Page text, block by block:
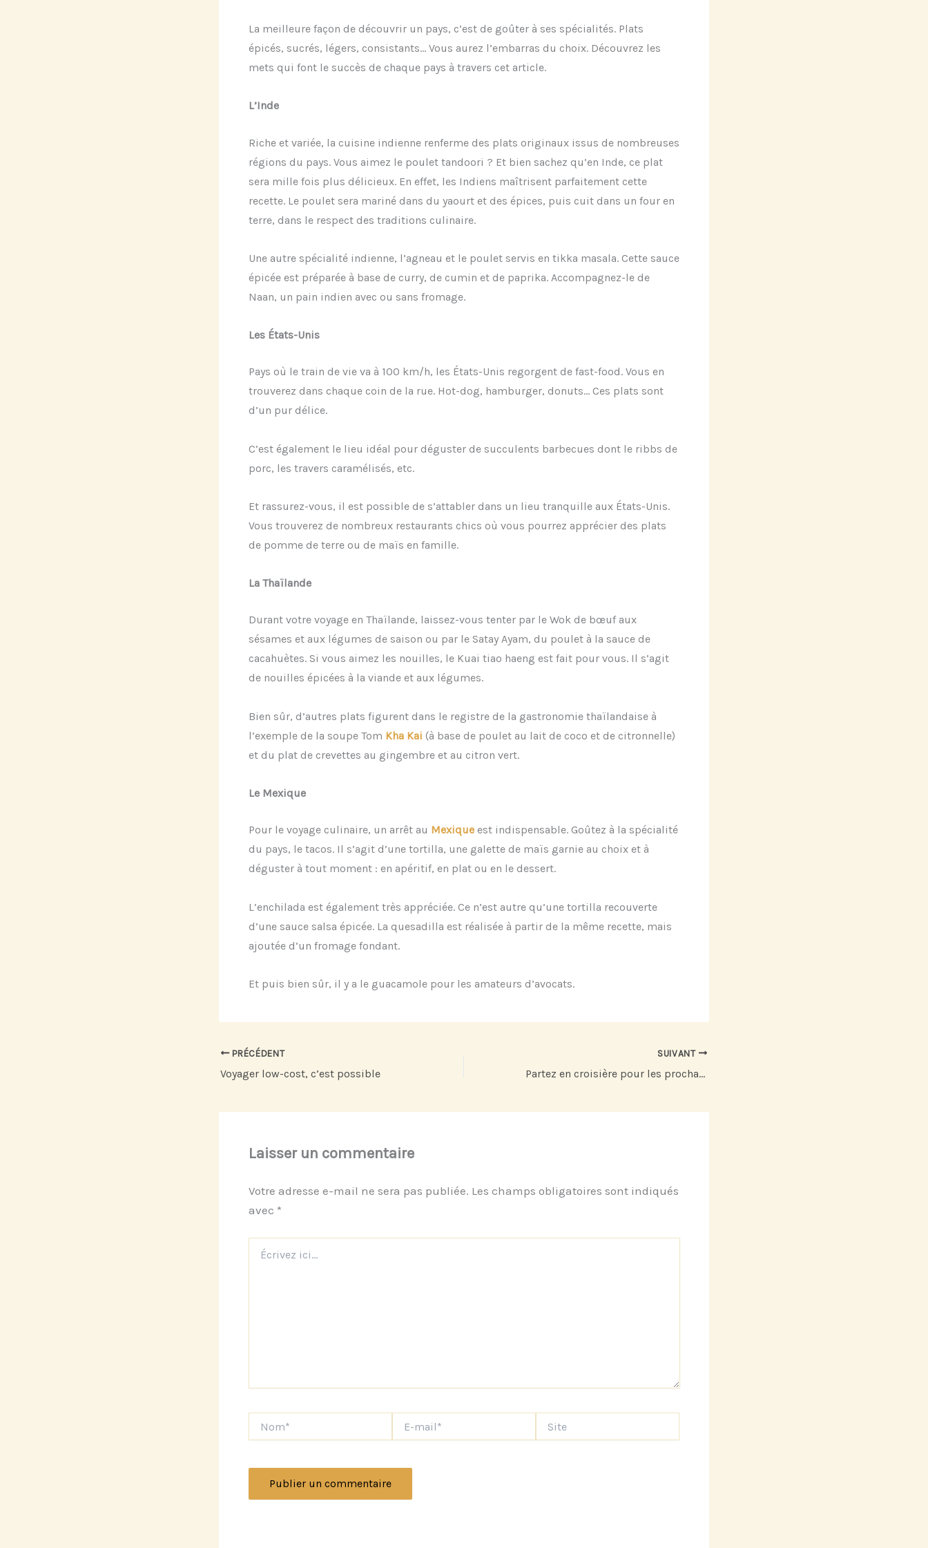
La meilleure façon de découvrir un pays, c’est de goûter à ses spécialités. Plats
épicés, sucrés, légers, consistants… Vous aurez l’embarras du choix. Découvrez les
mets qui font le succès de chaque pays à travers cet article.
L’Inde
Riche et variée, la cuisine indienne renferme des plats originaux issus de nombreuses
régions du pays. Vous aimez le poulet tandoori ? Et bien sachez qu’en Inde, ce plat
sera mille fois plus délicieux. En effet, les Indiens maîtrisent parfaitement cette
recette. Le poulet sera mariné dans du yaourt et des épices, puis cuit dans un four en
terre, dans le respect des traditions culinaire.
Une autre spécialité indienne, l’agneau et le poulet servis en tikka masala. Cette sauce
épicée est préparée à base de curry, de cumin et de paprika. Accompagnez-le de
Naan, un pain indien avec ou sans fromage.
Les États-Unis
Pays où le train de vie va à 100 km/h, les États-Unis regorgent de fast-food. Vous en
trouverez dans chaque coin de la rue. Hot-dog, hamburger, donuts… Ces plats sont
d’un pur délice.
C’est également le lieu idéal pour déguster de succulents barbecues dont le ribbs de
porc, les travers caramélisés, etc.
Et rassurez-vous, il est possible de s’attabler dans un lieu tranquille aux États-Unis.
Vous trouverez de nombreux restaurants chics où vous pourrez apprécier des plats
de pomme de terre ou de maïs en famille.
La Thaïlande
Durant votre voyage en Thaïlande, laissez-vous tenter par le Wok de bœuf aux
sésames et aux légumes de saison ou par le Satay Ayam, du poulet à la sauce de
cacahuètes. Si vous aimez les nouilles, le Kuai tiao haeng est fait pour vous. Il s’agit
de nouilles épicées à la viande et aux légumes.
Bien sûr, d’autres plats figurent dans le registre de la gastronomie thaïlandaise à
l’exemple de la soupe Tom Kha Kai (à base de poulet au lait de coco et de citronnelle)
et du plat de crevettes au gingembre et au citron vert.
Le Mexique
Pour le voyage culinaire, un arrêt au Mexiqueest indispensable. Goûtez à la spécialité
du pays, le tacos. Il s’agit d’une tortilla, une galette de maïs garnie au choix et à
déguster à tout moment : en apéritif, en plat ou en le dessert.
L’enchilada est également très appréciée. Ce n’est autre qu’une tortilla recouverte
d’une sauce salsa épicée. La quesadilla est réalisée à partir de la même recette, mais
ajoutée d’un fromage fondant.
Et puis bien sûr, il y a le guacamole pour les amateurs d’avocats.
PRÉCÉDENT
Voyager low-cost, c’est possible
SUIVANT
Partez en croisière pour les prochaines vacances
Laisser un commentaire
Votre adresse e-mail ne sera pas publiée. Les champs obligatoires sont indiqués
avec *
ici…
mail*